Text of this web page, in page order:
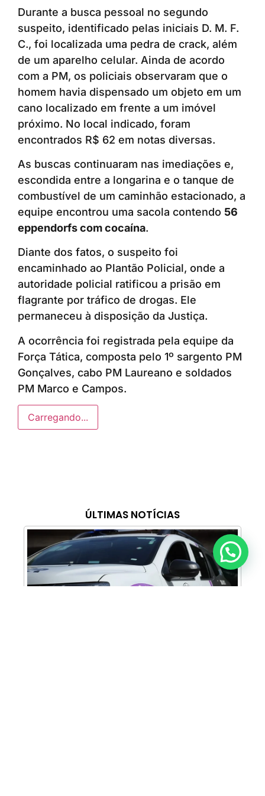
ÚLTIMAS NOTÍCIAS
Durante a busca pessoal no segundo
suspeito, identificado pelas iniciais D. M. F.
C., foi localizada uma pedra de crack, além
de um aparelho celular. Ainda de acordo
com a PM, os policiais observaram que o
homem havia dispensado um objeto em um
cano localizado em frente a um imóvel
próximo. No local indicado, foram
encontrados R$ 62 em notas diversas.
As buscas continuaram nas imediações e,
escondida entre a longarina e o tanque de
combustível de um caminhão estacionado, a
equipe encontrou uma sacola contendo 56
eppendorfs com cocaína.
Diante dos fatos, o suspeito foi
encaminhado ao Plantão Policial, onde a
autoridade policial ratificou a prisão em
flagrante por tráfico de drogas. Ele
permaneceu à disposição da Justiça.
A ocorrência foi registrada pela equipe da
Força Tática, composta pelo 1º sargento PM
Gonçalves, cabo PM Laureano e soldados
PM Marco e Campos.
Carregando...
Anunciar ou recomendar matéria